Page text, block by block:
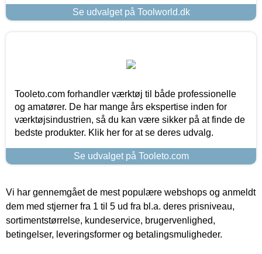
Se udvalget på Toolworld.dk
Tooleto.com forhandler værktøj til både professionelle
og amatører. De har mange års ekspertise inden for
værktøjsindustrien, så du kan være sikker på at finde de
bedste produkter. Klik her for at se deres udvalg.
Se udvalget på Tooleto.com
Vi har gennemgået de mest populære webshops og anmeldt
dem med stjerner fra 1 til 5 ud fra bl.a. deres prisniveau,
sortimentstørrelse, kundeservice, brugervenlighed,
betingelser, leveringsformer og betalingsmuligheder.